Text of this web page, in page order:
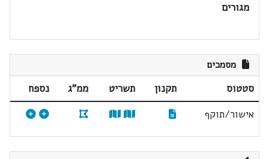
מגורים
מסמכים
סטטוס תקנון תשריט ממ"ג
נספח
אישור/תוקף